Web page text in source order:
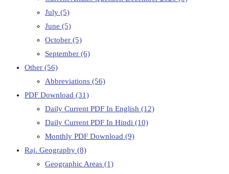
July (5)
June (5)
October (5)
September (6)
Other (56)
Abbreviations (56)
PDF Download (31)
Daily Current PDF In English (12)
Daily Current PDF In Hindi (10)
Monthly PDF Download (9)
Raj. Geography (8)
Geographic Areas (1)